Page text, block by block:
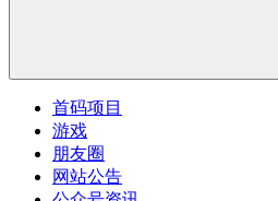
首码项目
游戏
朋友圈
网站公告